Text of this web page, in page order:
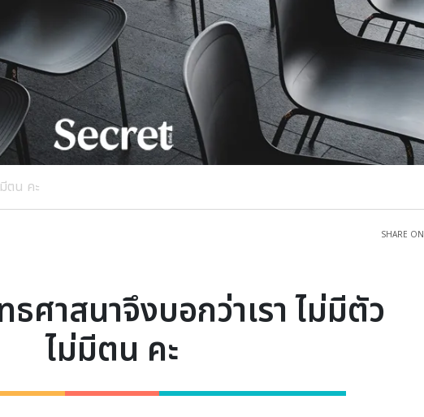
ตน คะ
SHARE ON
ศาสนาจึงบอกว่าเรา ไม่มีตัว
ไม่มีตน คะ